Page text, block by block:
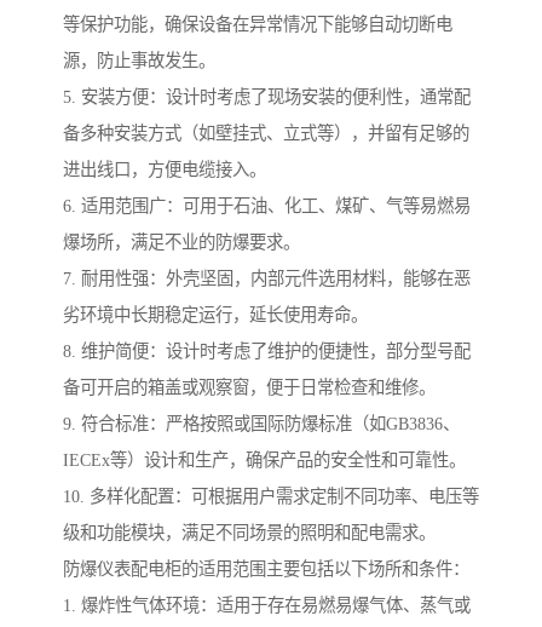
等保护功能，确保设备在异常情况下能够自动切断电
源，防止事故发生。
5. 安装方便：设计时考虑了现场安装的便利性，通常配
备多种安装方式（如壁挂式、立式等），并留有足够的
进出线口，方便电缆接入。
6. 适用范围广：可用于石油、化工、煤矿、气等易燃易
爆场所，满足不业的防爆要求。
7. 耐用性强：外壳坚固，内部元件选用材料，能够在恶
劣环境中长期稳定运行，延长使用寿命。
8. 维护简便：设计时考虑了维护的便捷性，部分型号配
备可开启的箱盖或观察窗，便于日常检查和维修。
9. 符合标准：严格按照或国际防爆标准（如GB3836、
IECEx等）设计和生产，确保产品的安全性和可靠性。
10. 多样化配置：可根据用户需求定制不同功率、电压等
级和功能模块，满足不同场景的照明和配电需求。
防爆仪表配电柜的适用范围主要包括以下场所和条件：
1. 爆炸性气体环境：适用于存在易燃易爆气体、蒸气或